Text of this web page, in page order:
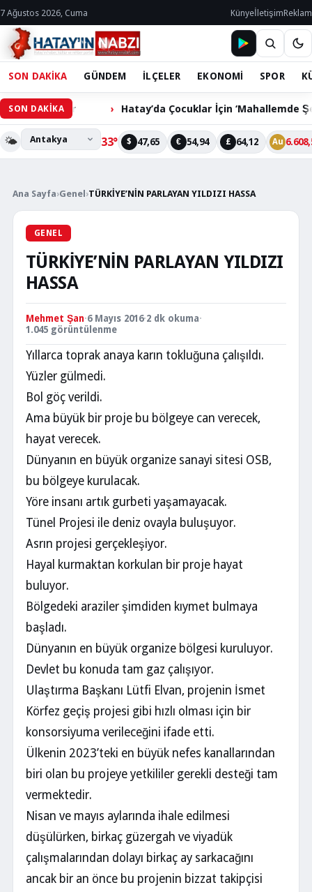
7 Ağustos 2026, Cuma KünyeİletişimReklam
SON DAKİKA GÜNDEM İLÇELER EKONOMİ SPOR
SON DAKİKA Hatay’da Çocuklar İçin ‘Mahallemde Şenlik
🌤️ 33° $ 47,65 € 54,94 £ 64,12 Au
Ana Sayfa›Genel ›TÜRKİYE’NİN PARLAYAN YILDIZI HASSA
GENEL
TÜRKİYE’NİN PARLAYAN YILDIZI
HASSA
Mehmet Şan·6 Mayıs 2016·2 dk okuma·
1.045 görüntülenme
Yıllarca toprak anaya karın tokluğuna çalışıldı.
Yüzler gülmedi.
Bol göç verildi.
Ama büyük bir proje bu bölgeye can verecek,
hayat verecek.
Dünyanın en büyük organize sanayi sitesi OSB,
bu bölgeye kurulacak.
Yöre insanı artık gurbeti yaşamayacak.
Tünel Projesi ile deniz ovayla buluşuyor.
Asrın projesi gerçekleşiyor.
Hayal kurmaktan korkulan bir proje hayat
buluyor.
Bölgedeki araziler şimdiden kıymet bulmaya
başladı.
Dünyanın en büyük organize bölgesi kuruluyor.
Devlet bu konuda tam gaz çalışıyor.
Ulaştırma Başkanı Lütfi Elvan, projenin İsmet
Körfez geçiş projesi gibi hızlı olması için bir
konsorsiyuma verileceğini ifade etti.
Ülkenin 2023’teki en büyük nefes kanallarından
biri olan bu projeye yetkililer gerekli desteği tam
vermektedir.
Nisan ve mayıs aylarında ihale edilmesi
düşülürken, birkaç güzergah ve viyadük
çalışmalarından dolayı birkaç ay sarkacağını
ancak bir an önce bu projenin bizzat takipçisi